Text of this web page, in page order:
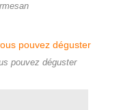
pouvez déguster